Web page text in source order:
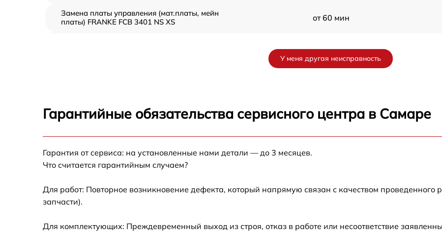
Замена платы управления (мат.платы, мейн
платы) FRANKE FCB 3401 NS XS
от 60 мин
Замена электросхемы FRANKE FCB 3401 NS
Устранение засора трубопровода FRANKE
У меня другая неисправность
Гарантийные обязательства сервисного центра в Самаре
Гарантия от сервиса: на установленные нами детали — до 3 месяцев.
Что считается гарантийным случаем?
Для работ: Повторное возникновение дефекта, который напрямую связан с качеством
запчасти).
Для комплектующих: Преждевременный выход из строя, отказ в работе или несоответствие